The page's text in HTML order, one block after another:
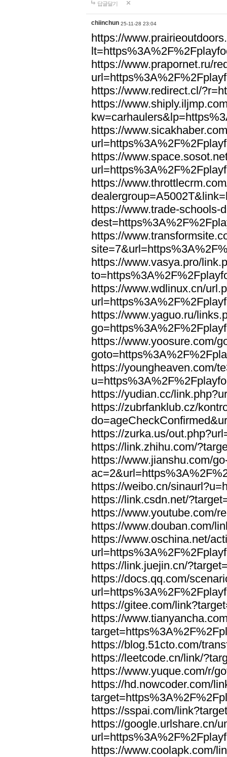
답글달기
chiinchun 25-11-28 23:04
https://
https://www.prapornet.ru/
https://www.redirect.cl/
https://
https://
https://
https://
https://www.trade-schools-
https://
https://www.vasya.pro/
https://www.wdlinux.cn/
https://www.yaguo.ru/
https://www.yoosure.com/
https://youngheaven.com/
https://yudian.cc/
https://zubrfanklub.cz/
https://zurka.us/
https://link.zhihu.com/
https://www.jianshu.com/
https://weibo.cn/
https://link.csdn.net/
https://www.youtube.com/
https://www.douban.com/
https://www.oschina.net/
https://link.juejin.cn/
https://docs.qq.com/
https://gitee.com/
https://
https://blog.51cto.com/
https://leetcode.cn/link/
https://www.yuque.com/r/
https://hd.nowcoder.com/
https://sspai.com/
https://google.urlshare.cn/
https://www.coolapk.com/